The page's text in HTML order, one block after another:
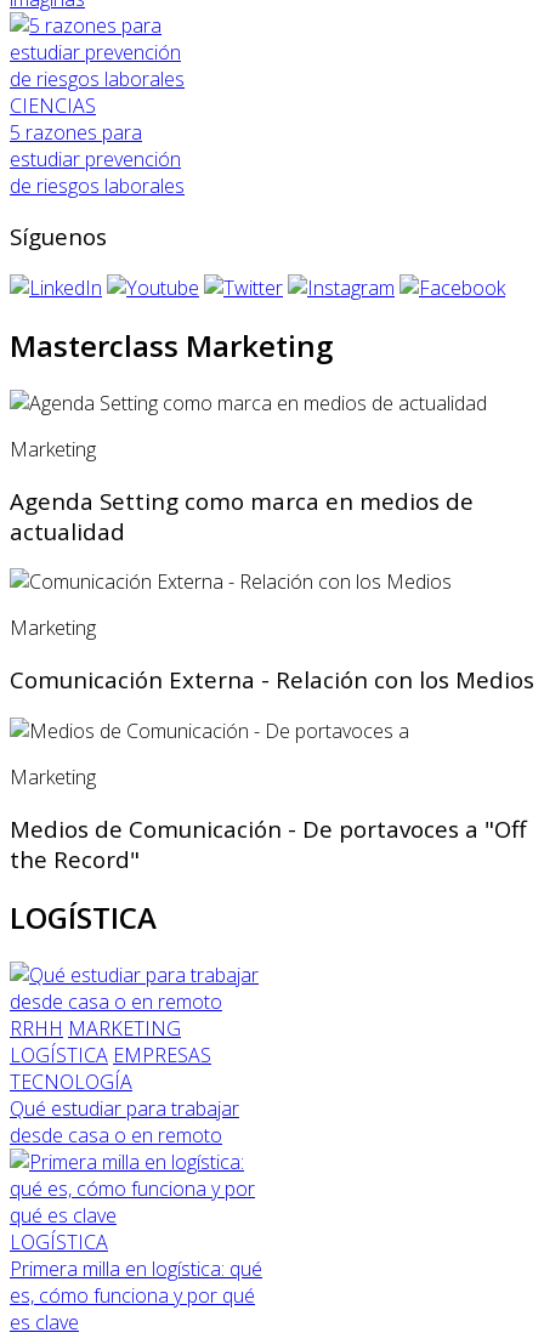
CIENCIAS
5 razones para
estudiar prevención
de riesgos laborales
Síguenos
Masterclass Marketing
Marketing
Agenda Setting como marca en medios de
actualidad
Marketing
Comunicación Externa - Relación con los Medios
Marketing
Medios de Comunicación - De portavoces a "Off
the Record"
LOGÍSTICA
RRHH MARKETING
LOGÍSTICA EMPRESAS
TECNOLOGÍA
Qué estudiar para trabajar
desde casa o en remoto
LOGÍSTICA
Primera milla en logística: qué
es, cómo funciona y por qué
es clave